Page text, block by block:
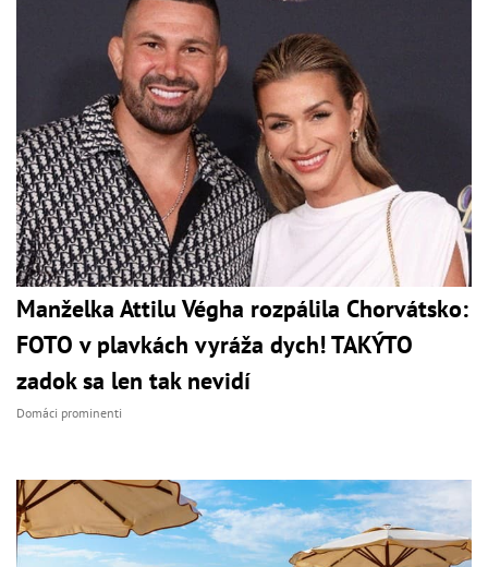
Manželka Attilu Végha rozpálila Chorvátsko:
FOTO v plavkách vyráža dych! TAKÝTO
zadok sa len tak nevidí
Domáci prominenti